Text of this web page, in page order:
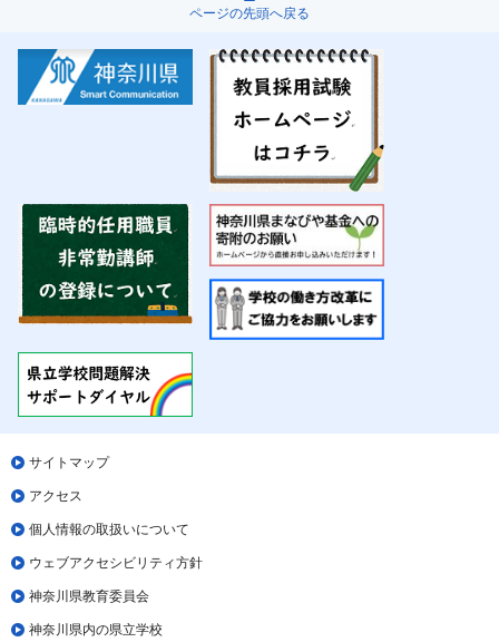
ページの先頭へ戻る
サイトマップ
アクセス
個人情報の取扱いについて
ウェブアクセシビリティ方針
神奈川県教育委員会
神奈川県内の県立学校